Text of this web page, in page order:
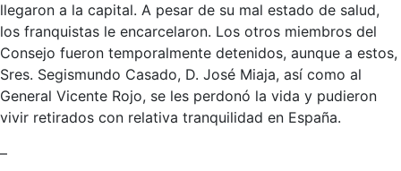
llegaron a la capital. A pesar de su mal estado de salud,
los franquistas le encarcelaron. Los otros miembros del
Consejo fueron temporalmente detenidos, aunque a estos,
Sres. Segismundo Casado, D. José Miaja, así como al
General Vicente Rojo, se les perdonó la vida y pudieron
vivir retirados con relativa tranquilidad en España.
–